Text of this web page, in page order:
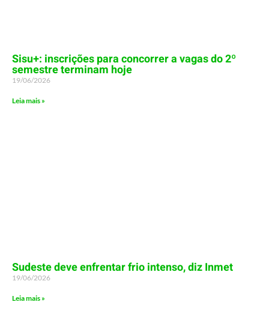
Sisu+: inscrições para concorrer a vagas do 2º
semestre terminam hoje
19/06/2026
Leia mais »
Sudeste deve enfrentar frio intenso, diz Inmet
19/06/2026
Leia mais »